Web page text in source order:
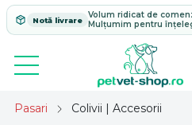
Notă livrare
Volum ridicat de
Mulțumim pentru
Pasari Colivii | Accesorii